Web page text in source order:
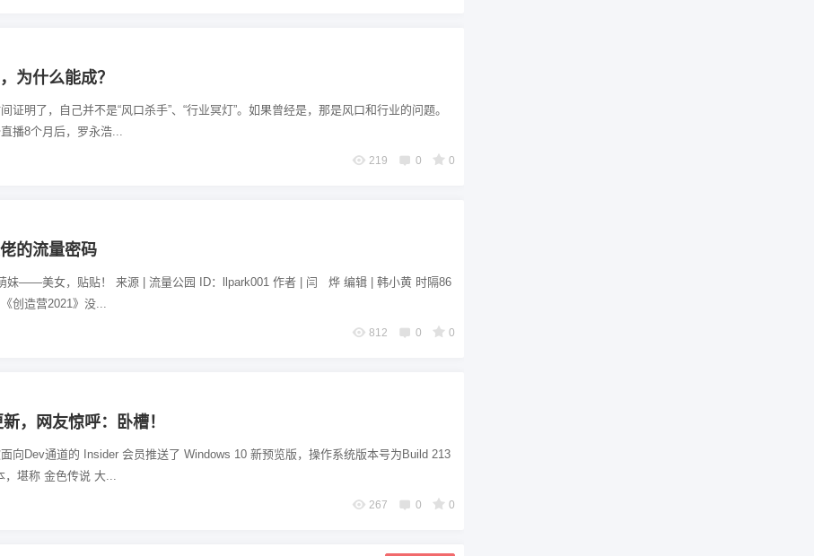
为什么能成？
证明了，自己并不是“风口杀手”、“行业冥灯”。如果曾经是，那是风口和行业的问题。
播8个月后，罗永浩...
219 0 0
的流量密码
妹——美女，贴贴！ 来源 | 流量公园 ID：llpark001 作者 | 闫 烨 编辑 | 韩小黄 时隔86
创造营2021》没...
812 0 0
，网友惊呼：卧槽！
向Dev通道的 Insider 会员推送了 Windows 10 新预览版，操作系统版本号为Build 213
，堪称 金色传说 大...
267 0 0